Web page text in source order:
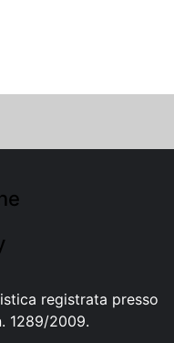
registrata presso
1289/2009.